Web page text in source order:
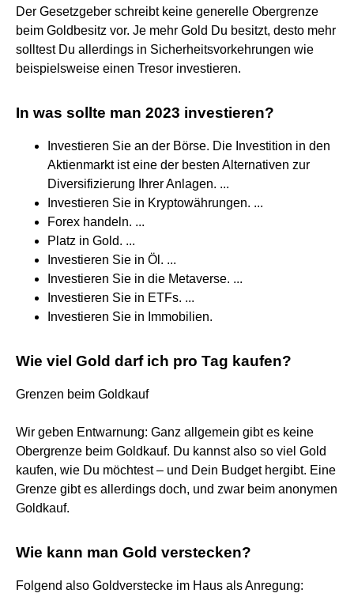
Der Gesetzgeber schreibt keine generelle Obergrenze
beim Goldbesitz vor. Je mehr Gold Du besitzt, desto mehr
solltest Du allerdings in Sicherheitsvorkehrungen wie
beispielsweise einen Tresor investieren.
In was sollte man 2023 investieren?
Investieren Sie an der Börse. Die Investition in den
Aktienmarkt ist eine der besten Alternativen zur
Diversifizierung Ihrer Anlagen. ...
Investieren Sie in Kryptowährungen. ...
Forex handeln. ...
Platz in Gold. ...
Investieren Sie in Öl. ...
Investieren Sie in die Metaverse. ...
Investieren Sie in ETFs. ...
Investieren Sie in Immobilien.
Wie viel Gold darf ich pro Tag kaufen?
Grenzen beim Goldkauf
Wir geben Entwarnung: Ganz allgemein gibt es keine
Obergrenze beim Goldkauf. Du kannst also so viel Gold
kaufen, wie Du möchtest – und Dein Budget hergibt. Eine
Grenze gibt es allerdings doch, und zwar beim anonymen
Goldkauf.
Wie kann man Gold verstecken?
Folgend also Goldverstecke im Haus als Anregung: